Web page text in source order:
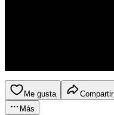
Me gusta Compartir
Más